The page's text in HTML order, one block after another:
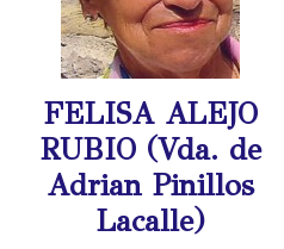
FELISA ALEJO
RUBIO (Vda. de
Adrian Pinillos
Lacalle)